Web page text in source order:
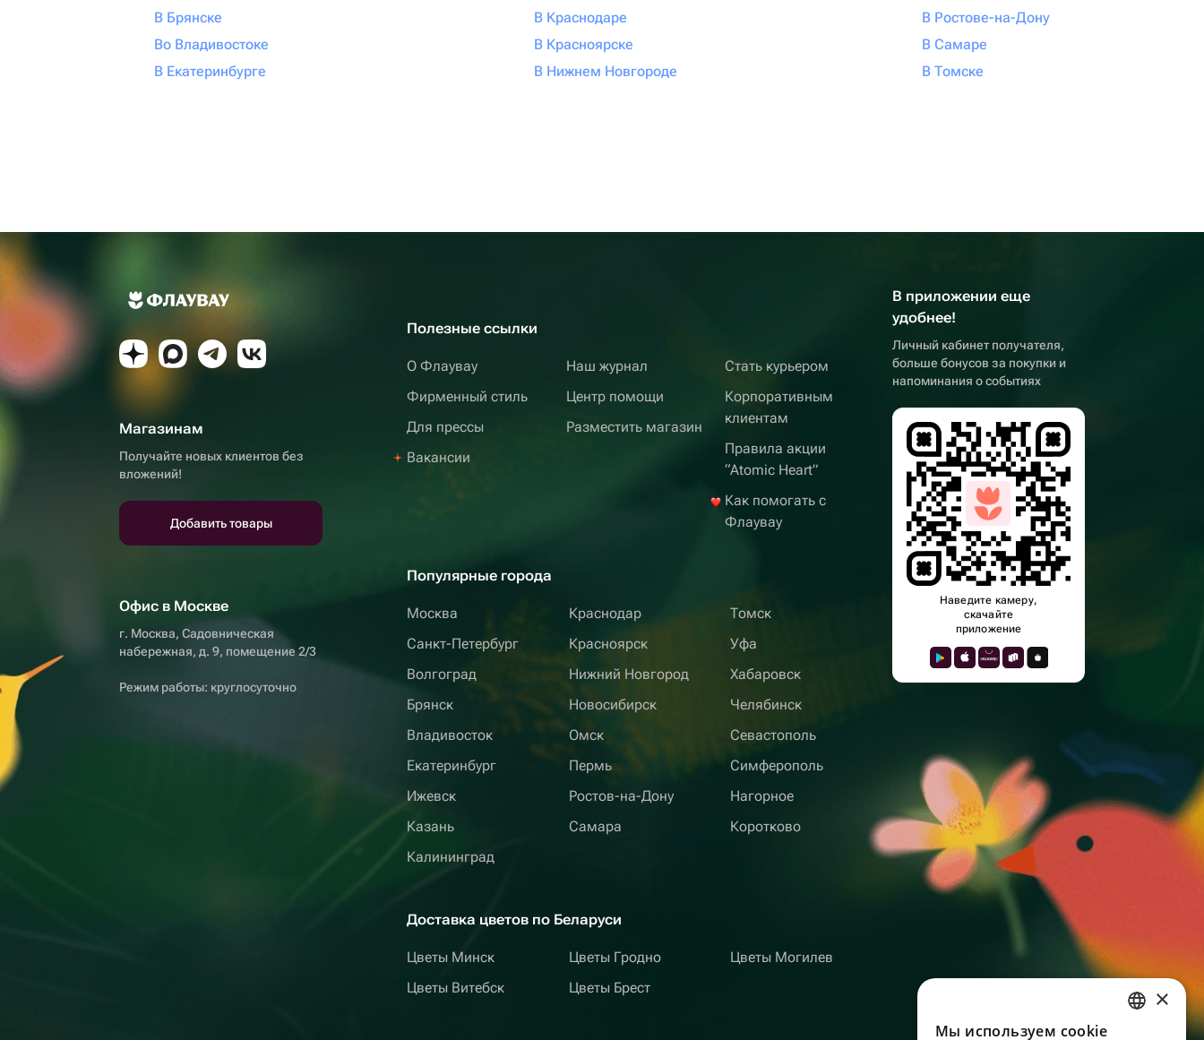
В Брянске
Во Владивостоке
В Екатеринбурге
В Краснодаре
В Красноярске
В Нижнем Новгороде
В Ростове-на-Дону
В Самаре
В Томске
Магазинам
Получайте новых клиентов без
вложений!
Добавить товары
Офис в Москве
г. Москва, Садовническая
набережная, д. 9, помещение 2/3
Режим работы: круглосуточно
Полезные ссылки
О Флаувау
Фирменный стиль
Для прессы
Вакансии
Наш журнал
Центр помощи
Разместить магазин
Стать курьером
Корпоративным
клиентам
Правила акции
“Atomic Heart”
Как помогать с
Флаувау
Популярные города
Москва
Санкт-Петербург
Волгоград
Брянск
Владивосток
Екатеринбург
Ижевск
Казань
Калининград
Краснодар
Красноярск
Нижний Новгород
Новосибирск
Омск
Пермь
Ростов-на-Дону
Самара
Томск
Уфа
Хабаровск
Челябинск
Севастополь
Симферополь
Нагорное
Коротково
Доставка цветов по Беларуси
Цветы Минск
Цветы Витебск
Цветы Гродно
Цветы Брест
Цветы Могилев
В приложении еще
удобнее!
Личный кабинет получателя,
больше бонусов за покупки и
напоминания о событиях
Наведите камеру,
скачайте
приложение
×
Мы используем сookie